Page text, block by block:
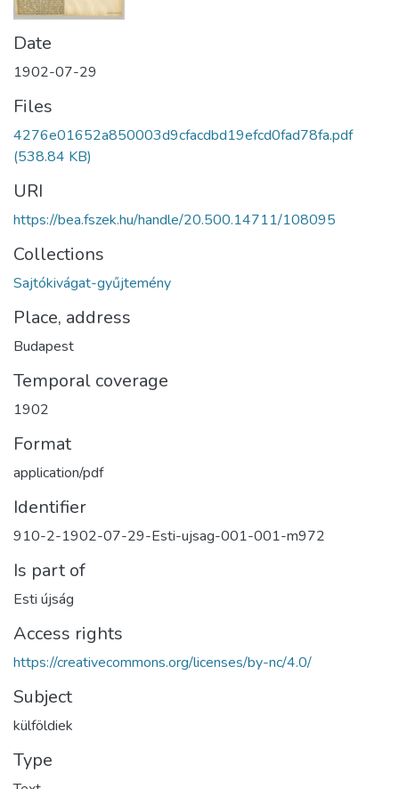
Date
1902-07-29
Files
4276e01652a850003d9cfacdbd19efcd0fad78fa.pdf
(538.84 KB)
URI
https://bea.fszek.hu/handle/20.500.14711/108095
Collections
Sajtókivágat-gyűjtemény
Place, address
Budapest
Temporal coverage
1902
Format
application/pdf
Identifier
910-2-1902-07-29-Esti-ujsag-001-001-m972
Is part of
Esti újság
Access rights
https://creativecommons.org/licenses/by-nc/4.0/
Subject
külföldiek
Type